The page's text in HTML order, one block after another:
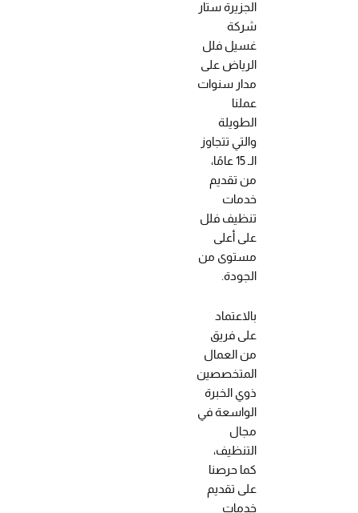
الجزيرة ستار
شركة
غسيل فلل
الرياض على
مدار سنوات
عملنا
الطويلة
والتي تتجاوز
الـ 15 عامًا،
من تقديم
خدمات
تنظيف فلل
على أعلى
مستوى من
الجودة.
بالاعتماد
على فريق
من العمال
المتخصصين
ذوي الخبرة
الواسعة في
مجال
التنظيف،
كما حرصنا
على تقديم
خدمات